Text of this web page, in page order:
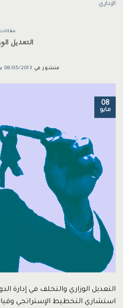
الإداري
التعديل
منشور في 08/05/2013
08
مايو
التعديل الوزاري والتخلف في إدارة
استشاري التخطيط الإستراتجي